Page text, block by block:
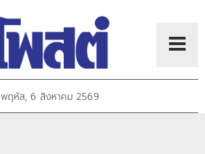
พฤหัส, 6 สิงหาคม 2569